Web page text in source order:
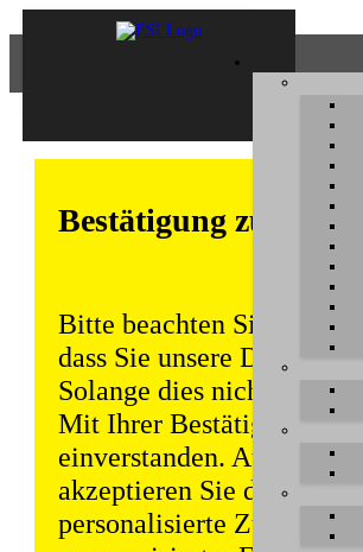
Bestätigung zum
Bitte beachten Sie, dass
dass Sie unsere
Solange dies nicht
Mit Ihrer Bestätigung
einverstanden. Auch
akzeptieren Sie durch die
personalisierte